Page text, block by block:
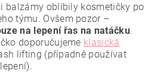
balzámy oblíbily kosmetičky po
týmu. Ovšem pozor –
na lepení řas na natáčku.
doporučujeme klasická
lifting (případně používat